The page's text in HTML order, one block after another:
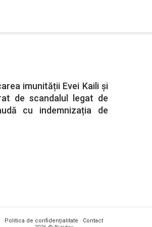
imunității Evei Kaili și
de scandalul legat de
cu indemnizația de
Politica de confidențialitate · Contact